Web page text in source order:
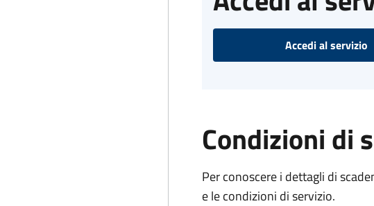
Accedi al servizio
Condizioni di
Per conoscere i dettagli di
e le condizioni di servizio.